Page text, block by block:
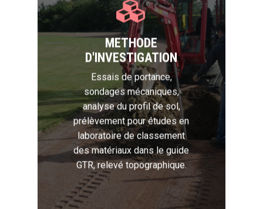
METHODE
D'INVESTIGATION
Essais de portance,
sondages mécaniques,
analyse du profil de sol,
prélèvement pour études en
laboratoire de classement
des matériaux dans le guide
GTR, relevé topographique.